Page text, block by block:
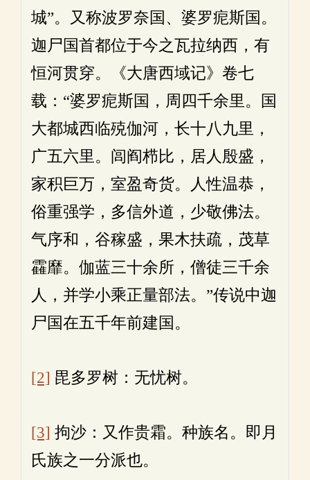
城”。又称波罗奈国、婆罗痆斯国。
迦尸国首都位于今之瓦拉纳西，有
恒河贯穿。《大唐西域记》卷七
载：“婆罗痆斯国，周四千余里。国
大都城西临殑伽河，长十八九里，
广五六里。闾阎栉比，居人殷盛，
家积巨万，室盈奇货。人性温恭，
俗重强学，多信外道，少敬佛法。
气序和，谷稼盛，果木扶疏，茂草
靃靡。伽蓝三十余所，僧徒三千余
人，并学小乘正量部法。”传说中迦
尸国在五千年前建国。
[2] 毘多罗树：无忧树。
[3] 拘沙：又作贵霜。种族名。即月
氏族之一分派也。